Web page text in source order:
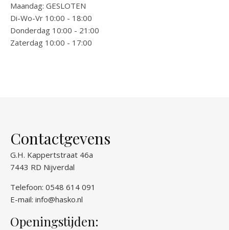
Maandag: GESLOTEN
Di-Wo-Vr 10:00 - 18:00
Donderdag 10:00 - 21:00
Zaterdag 10:00 - 17:00
Contactgevens
G.H. Kappertstraat 46a
7443 RD Nijverdal
Telefoon: 0548 614 091
E-mail: info@hasko.nl
Openingstijden: